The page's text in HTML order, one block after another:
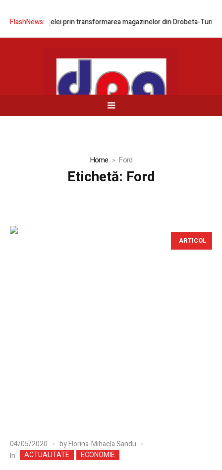
FlashNews:
rețelei prin transformarea magazinelor din Drobeta-Turnu
Home Ford
Etichetă: Ford
ARTICOL
04/05/2020 byFlorina-Mihaela Sandu
In
ACTUALITATE ECONOMIE